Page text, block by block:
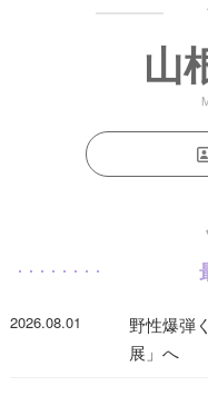
山
2026.08.01
野性爆弾
展」へ